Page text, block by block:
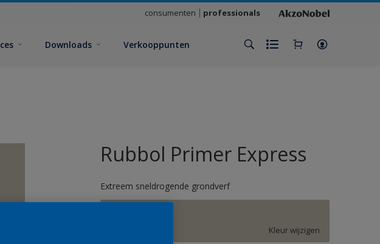
consumenten professionals
Downloads Verkooppunten
Rubbol Primer Express
Extreem sneldrogende grondverf
Kleur wijzigen